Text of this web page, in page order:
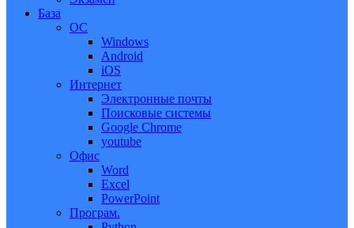
База
ОС
Windows
Android
iOS
Интернет
Электронные почты
Поисковые системы
Google Chrome
youtube
Офис
Word
Excel
PowerPoint
Програм.